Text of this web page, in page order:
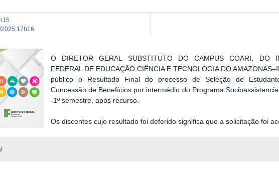
2025 17h16
O DIRETOR GERAL SUBSTITUTO DO CAMPUS COARI, DO
FEDERAL DE EDUCAÇÃO CIÊNCIA E TECNOLOGIA DO
público o Resultado Final do processo de Seleção de
Concessão de Benefícios por intermédio do Programa
-1º semestre, após recurso.
Os discentes cujo resultado foi deferido significa que a solicitação foi